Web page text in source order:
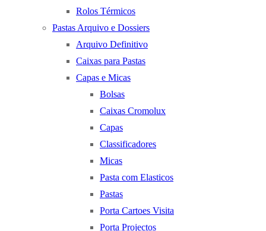
Rolos Térmicos
Pastas Arquivo e Dossiers
Arquivo Definitivo
Caixas para Pastas
Capas e Micas
Bolsas
Caixas Cromolux
Capas
Classificadores
Micas
Pasta com Elasticos
Pastas
Porta Cartoes Visita
Porta Projectos